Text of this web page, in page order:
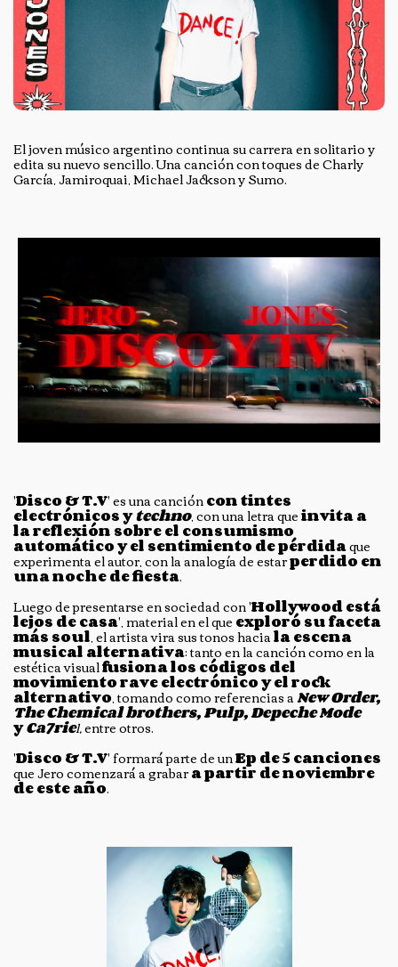
El joven músico argentino continua su carrera en solitario y
edita su nuevo sencillo. Una canción con toques de Charly
García, Jamiroquai, Michael Jackson y Sumo.
'Disco & T.V' es una cancióncon tintes
electrónicos ytechno, con una letra queinvita a
la reflexión sobre el consumismo
automático y el sentimiento de pérdidaque
experimenta el autor, con la analogía de estarperdido en
una noche de fiesta.
Luego de presentarse en sociedad con 'Hollywood está
lejos de casa', material en el queexploró su faceta
más soul, el artista vira sus tonos haciala escena
musical alternativa: tanto en la canción como en la
estética visualfusiona los códigos del
movimiento rave electrónico y el rock
alternativo, tomando como referencias aNew Order,
The Chemical brothers, Pulp, Depeche Mode
yCa7riel,entre otros.
'Disco & T.V' formará parte de unEp de 5 canciones
que Jero comenzará a grabara partir de noviembre
de este año.